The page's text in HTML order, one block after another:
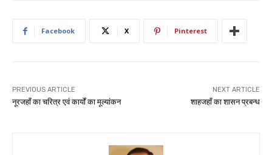
Facebook X Pinterest
PREVIOUS ARTICLE
नूरजहाँ का चरित्र एवं कार्यों का मूल्यांकन
NEXT ARTICLE
शाहजहाँ का शासन प्रबन्ध